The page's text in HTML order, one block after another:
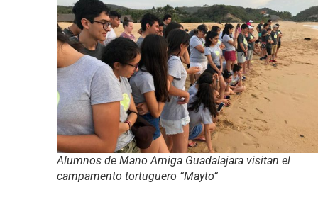
Alumnos de Mano Amiga Guadalajara visitan el
campamento tortuguero “Mayto”